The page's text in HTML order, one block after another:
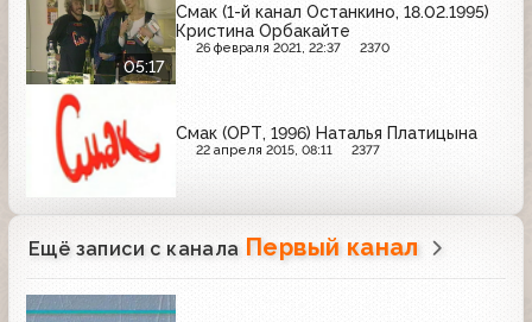
05:17
Смак (1-й канал Останкино, 18.02.1995)
Кристина Орбакайте
26 февраля 2021, 22:37 2370
Смак (ОРТ, 1996) Наталья Платицына
22 апреля 2015, 08:11 2377
Ещё записи с канала Первый канал